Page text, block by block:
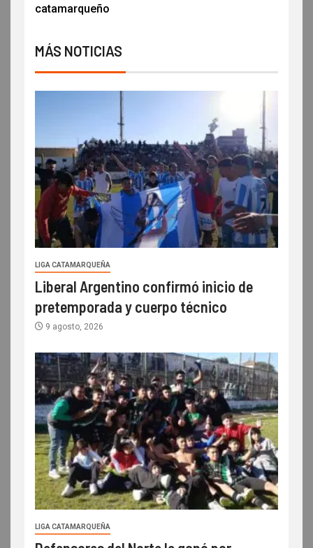
catamarqueño
MÁS NOTICIAS
LIGA CATAMARQUEÑA
Liberal Argentino confirmó inicio de
pretemporada y cuerpo técnico
9 agosto, 2026
LIGA CATAMARQUEÑA